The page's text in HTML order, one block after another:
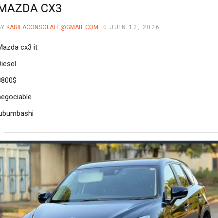
CX3
KABILACONSOLATE@GMAIL.COM JUIN 12, 2026
cx3 it